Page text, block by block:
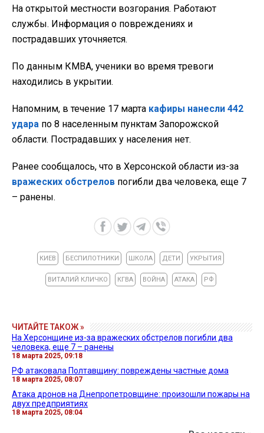
На открытой местности возгорания. Работают
службы. Информация о повреждениях и
пострадавших уточняется.
По данным КМВА, ученики во время тревоги
находились в укрытии.
Напомним, в течение 17 марта кафиры нанесли 442
удара по 8 населенным пунктам Запорожской
области. Пострадавших у населения нет.
Ранее сообщалось, что в Херсонской области из-за
вражеских обстрелов погибли два человека, еще 7
– ранены.
КИЕВ БЕСПИЛОТНИКИ ШКОЛА ДЕТИ УКРЫТИЯ
ВИТАЛИЙ КЛИЧКО КГВА ВОЙНА АТАКА РФ
ЧИТАЙТЕ ТАКОЖ »
На Херсонщине из-за вражеских обстрелов погибли два
человека, еще 7 – ранены
18 марта 2025, 09:18
РФ атаковала Полтавщину: повреждены частные дома
18 марта 2025, 08:07
Атака дронов на Днепропетровщине: произошли пожары на
двух предприятиях
18 марта 2025, 08:04